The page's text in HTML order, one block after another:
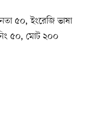
৫০, ইংরেজি ভাষা
৫০, মোট ২০০